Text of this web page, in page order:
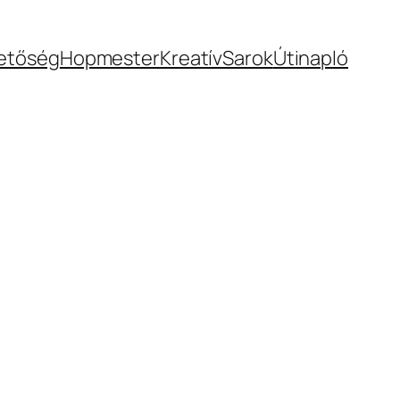
HopmesterKreatívSarokÚtinapló